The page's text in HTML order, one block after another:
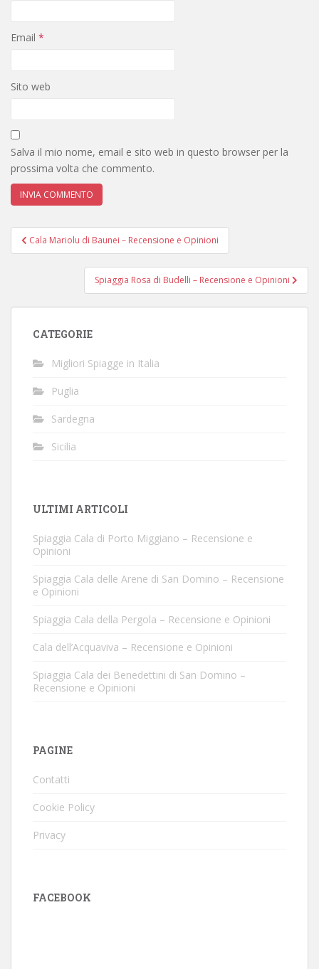
Email *
Sito web
Salva il mio nome, email e sito web in questo browser per la
prossima volta che commento.
Navigazione
articoli
Cala Mariolu di Baunei – Recensione e Opinioni
Spiaggia Rosa di Budelli – Recensione e Opinioni
CATEGORIE
Migliori Spiagge in Italia
Puglia
Sardegna
Sicilia
ULTIMI ARTICOLI
Spiaggia Cala di Porto Miggiano – Recensione e
Opinioni
Spiaggia Cala delle Arene di San Domino – Recensione
e Opinioni
Spiaggia Cala della Pergola – Recensione e Opinioni
Cala dell’Acquaviva – Recensione e Opinioni
Spiaggia Cala dei Benedettini di San Domino –
Recensione e Opinioni
PAGINE
Contatti
Cookie Policy
Privacy
FACEBOOK